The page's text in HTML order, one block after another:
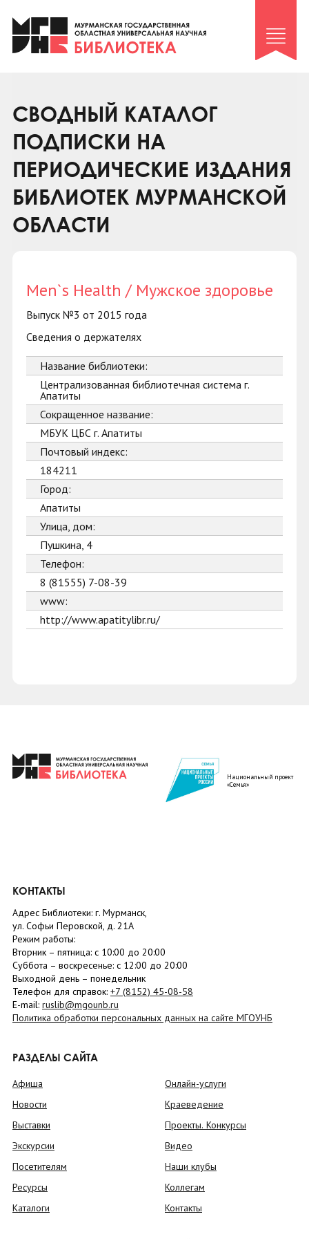
Клуб «Гиря и сельдерей»
Клуб «Семейный архив»
Коллегам
Контакты
СВОДНЫЙ КАТАЛОГ
ПОДПИСКИ НА
ПЕРИОДИЧЕСКИЕ ИЗДАНИЯ
БИБЛИОТЕК МУРМАНСКОЙ
ОБЛАСТИ
Men`s Health / Мужское здоровье
Выпуск №3 от 2015 года
Сведения о держателях
Название библиотеки:
Централизованная библиотечная система г.
Апатиты
Сокращенное название:
МБУК ЦБС г. Апатиты
Почтовый индекс:
184211
Город:
Апатиты
Улица, дом:
Пушкина, 4
Телефон:
8 (81555) 7-08-39
www:
http://www.apatitylibr.ru/
Национальный проект
«Семья»
КОНТАКТЫ
Адрес Библиотеки: г. Мурманск,
ул. Софьи Перовской, д. 21А
Режим работы:
Вторник – пятница: с 10:00 до 20:00
Суббота – воскресенье: c 12:00 до 20:00
Выходной день – понедельник
Телефон для справок: +7 (8152) 45-08-58
E-mail: ruslib@mgounb.ru
Политика обработки персональных данных на сайте МГОУНБ
РАЗДЕЛЫ САЙТА
Афиша
Новости
Выставки
Экскурсии
Посетителям
Ресурсы
Каталоги
Онлайн-услуги
Краеведение
Проекты. Конкурсы
Видео
Наши клубы
Коллегам
Контакты